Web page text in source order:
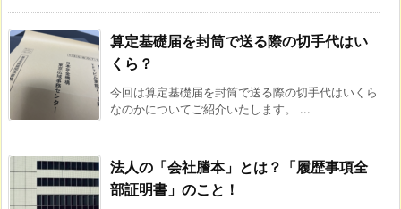
算定基礎届を封筒で送る際の切手代はい
くら？
今回は算定基礎届を封筒で送る際の切手代はいくら
なのかについてご紹介いたします。 ...
法人の「会社謄本」とは？「履歴事項全
部証明書」のこと！